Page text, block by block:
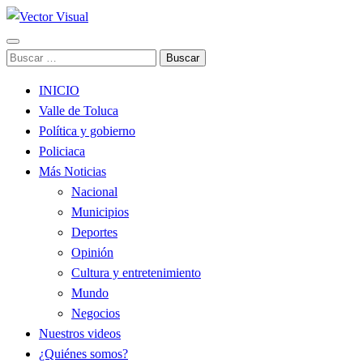
Vector Visual
Noticias y Producción Audiovisual
Buscar:
INICIO
Valle de Toluca
Política y gobierno
Policiaca
Más Noticias
Nacional
Municipios
Deportes
Opinión
Cultura y entretenimiento
Mundo
Negocios
Nuestros videos
¿Quiénes somos?